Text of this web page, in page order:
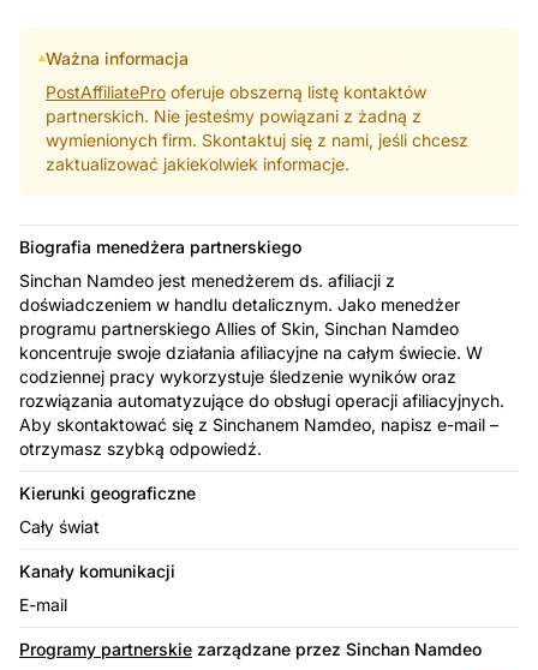
Ważna informacja
PostAffiliatePro oferuje obszerną listę kontaktów
partnerskich. Nie jesteśmy powiązani z żadną z
wymienionych firm. Skontaktuj się z nami, jeśli chcesz
zaktualizować jakiekolwiek informacje.
Biografia menedżera partnerskiego
Sinchan Namdeo jest menedżerem ds. afiliacji z
doświadczeniem w handlu detalicznym. Jako menedżer
programu partnerskiego Allies of Skin, Sinchan Namdeo
koncentruje swoje działania afiliacyjne na całym świecie. W
codziennej pracy wykorzystuje śledzenie wyników oraz
rozwiązania automatyzujące do obsługi operacji afiliacyjnych.
Aby skontaktować się z Sinchanem Namdeo, napisz e-mail –
otrzymasz szybką odpowiedź.
Kierunki geograficzne
Cały świat
Kanały komunikacji
E-mail
Programy partnerskie zarządzane przez Sinchan Namdeo